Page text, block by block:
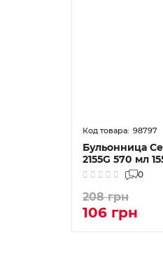
98797
Бульонница
2155G 570 мл
0
208 грн
106 грн